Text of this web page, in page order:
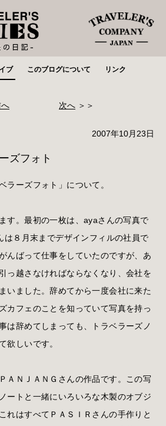
ブ このブログについて リンク
次へ ＞＞
2007年10月23日
ズフォト
ラーズフォト」について。
す。最初の一枚は、ayaさんの写真で
は８月末までデザインフィルの社員で
んばって仕事をしていたのですが、あ
っ越さなければならなくなり、会社を
いました。辞めてから一度会社に来た
カフェのことを知っていて写真を持っ
は辞めてしまっても、トラベラーズノ
欲しいです。
ＮＪＡＮＧさんの作品です。この写
ートと一緒にいろいろな木製のオブジ
れはすべてＰＡＳＩＲさんの手作りと